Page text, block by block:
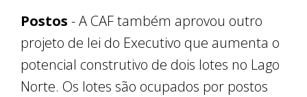
Postos - A CAF também aprovou outro
projeto de lei do Executivo que aumenta o
potencial construtivo de dois lotes no Lago
Norte. Os lotes são ocupados por postos